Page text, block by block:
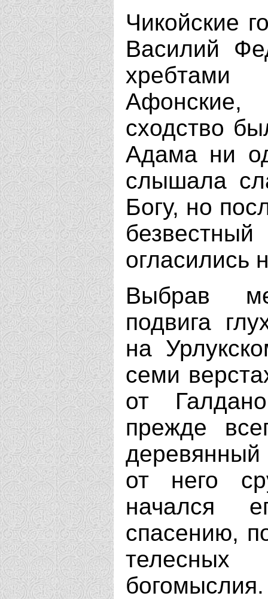
Чикойские
Василий
сходство
Адама ни
слышала
Богу, но
огласились
Выбрав
подвига
на
семи
от
прежде
деревянный
от него
начался
спасению,
телесных
богомыслия.